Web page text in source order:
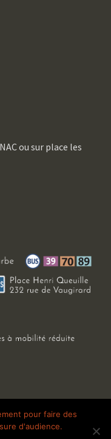
ou sur place les
| Mentions légales
pour faire des
d'audience.